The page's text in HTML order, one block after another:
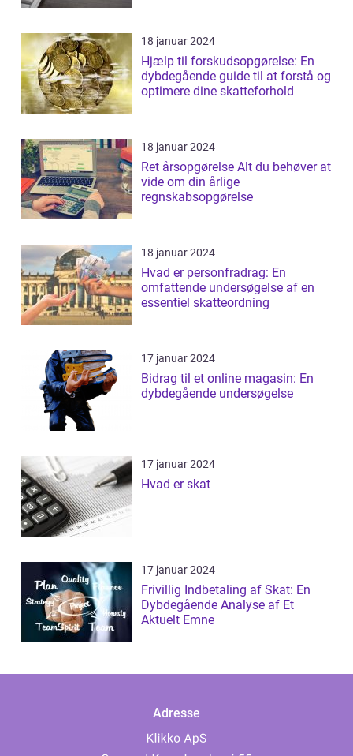
18 januar 2024
Hjælp til forskudsopgørelse: En
dybdegående guide til at forstå og
optimere dine skatteforhold
18 januar 2024
Ret årsopgørelse Alt du behøver at
vide om din årlige
regnskabsopgørelse
18 januar 2024
Hvad er personfradrag: En
omfattende undersøgelse af en
essentiel skatteordning
17 januar 2024
Bidrag til et online magasin: En
dybdegående undersøgelse
17 januar 2024
Hvad er skat
17 januar 2024
Frivillig Indbetaling af Skat: En
Dybdegående Analyse af Et
Aktuelt Emne
Adresse